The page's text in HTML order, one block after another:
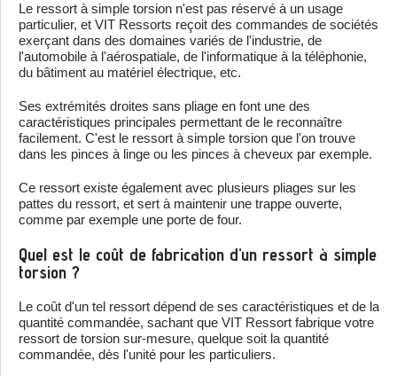
Le ressort à simple torsion n'est pas réservé à un usage
particulier, et VIT Ressorts reçoit des commandes de sociétés
exerçant dans des domaines variés de l'industrie, de
l'automobile à l'aérospatiale, de l'informatique à la téléphonie,
du bâtiment au matériel électrique, etc.
Ses extrémités droites sans pliage en font une des
caractéristiques principales permettant de le reconnaître
facilement. C'est le ressort à simple torsion que l'on trouve
dans les pinces à linge ou les pinces à cheveux par exemple.
Ce ressort existe également avec plusieurs pliages sur les
pattes du ressort, et sert à maintenir une trappe ouverte,
comme par exemple une porte de four.
Quel est le coût de fabrication d'un ressort à simple
torsion ?
Le coût d'un tel ressort dépend de ses caractéristiques et de la
quantité commandée, sachant que VIT Ressort fabrique votre
ressort de torsion sur-mesure, quelque soit la quantité
commandée, dès l'unité pour les particuliers.